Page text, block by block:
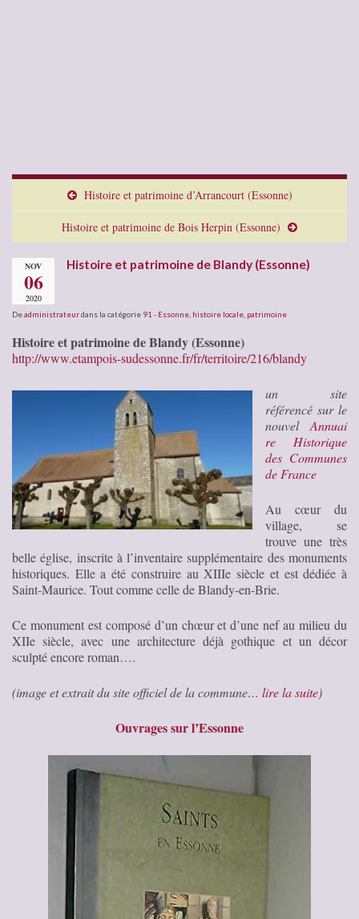
Histoire et patrimoine d’Arrancourt (Essonne)
Histoire et patrimoine de Bois Herpin (Essonne)
NOV
06
2020
Histoire et patrimoine de Blandy (Essonne)
Deadministrateurdans la catégorie 91 - Essonne histoire locale patrimoine
Histoire et patrimoine de Blandy (Essonne)
http://www.etampois-sudessonne.fr/fr/territoire/216/blandy
un site
référencé sur le
nouvel Annuai
re Historique
des Communes
de France
Au cœur du
village, se
trouve une très
belle église, inscrite à l’inventaire supplémentaire des monuments
historiques. Elle a été construire au XIIIe siècle et est dédiée à
Saint-Maurice. Tout comme celle de Blandy-en-Brie.
Ce monument est composé d’un chœur et d’une nef au milieu du
XIIe siècle, avec une architecture déjà gothique et un décor
sculpté encore roman….
(image et extrait du site officiel de la commune… lire la suite)
Ouvrages sur l’Essonne